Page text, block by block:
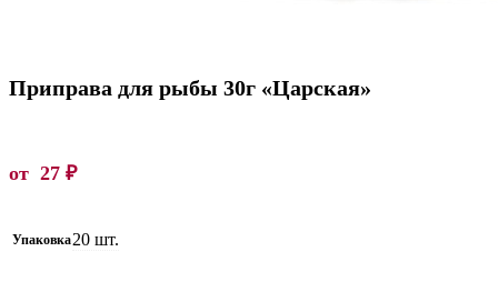
Приправа для рыбы 30г «Царская»
от 27 ₽
Упаковка20 шт.